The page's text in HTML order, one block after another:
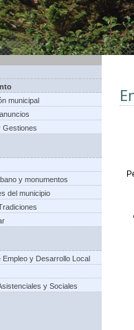
municipal
Gestiones
y monumentos
del municipio
Empleo y Desarrollo Local
y Sociales